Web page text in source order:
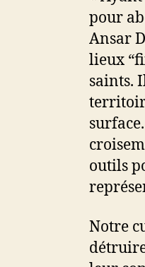
pour
Ansar
lieux
saints.
outils
Notre